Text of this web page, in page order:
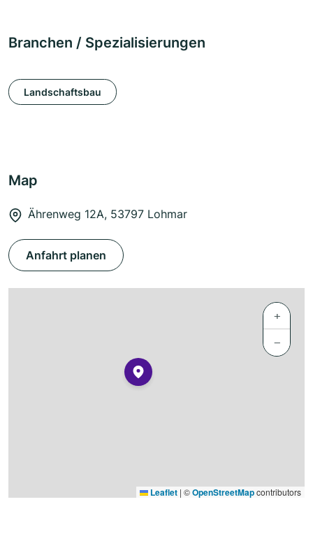
Branchen / Spezialisierungen
Landschaftsbau
Map
Ährenweg 12A, 53797 Lohmar
Anfahrt planen
+
−
Leaflet | ©OpenStreetMapcontributors